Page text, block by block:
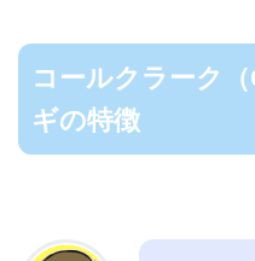
コールクラーク
ギの特徴